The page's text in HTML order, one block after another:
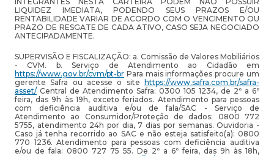
LIQUIDEZ IMEDIATA, PODENDO SEUS PRAZOS E/OU
RENTABILIDADE VARIAR DE ACORDO COM O VENCIMENTO OU
PRAZO DE RESGATE DE CADA ATIVO, CASO SEJA NEGOCIADO
ANTECIPADAMENTE.
SUPERVISÃO E FISCALIZAÇÃO: a. Comissão de Valores Mobiliários
- CVM. b. Serviço de Atendimento ao Cidadão em
https://www.gov.br/cvm/pt-br Para mais informações procure um
gerente Safra ou acesse o site
https://www.safra.com.br/safra-
asset/ Central de Atendimento Safra: 0300 105 1234, de 2ª a 6ª
feira, das 9h às 19h, exceto feriados. Atendimento para pessoas
com deficiência auditiva e/ou de fala/SAC - Serviço de
Atendimento ao Consumidor/Proteção de dados: 0800 772
5755, atendimento 24h por dia, 7 dias por semanas. Ouvidoria -
Caso já tenha recorrido ao SAC e não esteja satisfeito(a): 0800
770 1236. Atendimento para pessoas com deficiência auditiva
e/ou de fala: 0800 727 75 55. De 2ª a 6ª feira, das 9h às 18h,